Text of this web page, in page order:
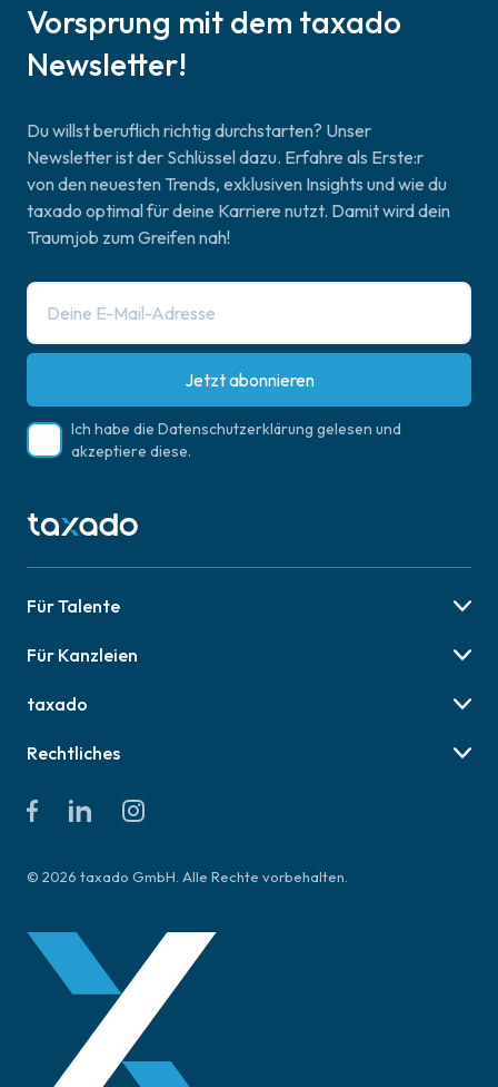
Vorsprung mit dem taxado
Newsletter!
Du willst beruflich richtig durchstarten? Unser
Newsletter ist der Schlüssel dazu. Erfahre als Erste:r
von den neuesten Trends, exklusiven Insights und wie du
taxado optimal für deine Karriere nutzt. Damit wird dein
Traumjob zum Greifen nah!
Jetzt abonnieren
Ich habe die Datenschutzerklärung gelesen und
akzeptiere diese.
Für Talente
Karriere-Tipps
Für Kanzleien
Social Recruiting
taxado
Online Veranstaltungen
Kontakt & Hilfe
Rechtliches
AGB für Kanzleien
© 2026 taxado GmbH. Alle Rechte vorbehalten.